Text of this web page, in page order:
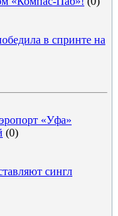
в спринте на
«Уфа»
(0)
сингл